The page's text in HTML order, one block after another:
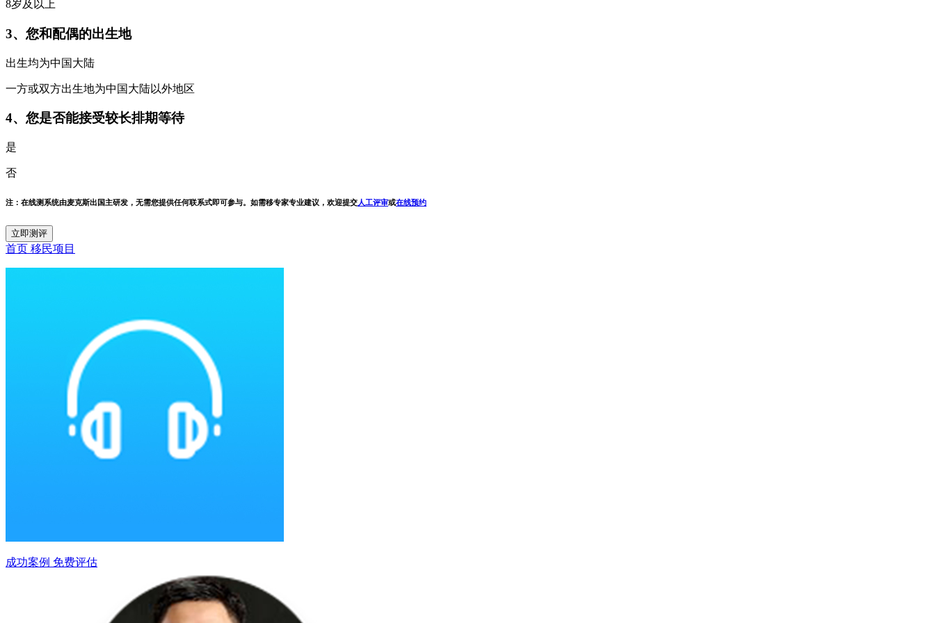
8岁及以上
3、您和配偶的出生地
出生均为中国大陆
一方或双方出生地为中国大陆以外地区
4、您是否能接受较长排期等待
是
否
注：在线测系统由麦克斯出国主研发，无需您提供任何联系式即可参与。如需移专家专业建议，欢迎提交人工评审或在线预约
立即测评
首页 移民项目
成功案例 免费评估